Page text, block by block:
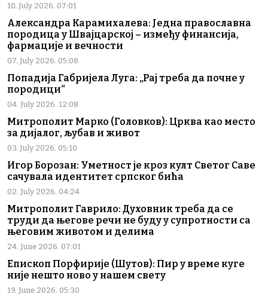
10. July 2026. 07:01
Александра Карамихалева: Једна православна
породица у Швајцарској – између финансија,
фармације и вечности
07. July 2026. 05:08
Попадија Габријела Луга: „Рај треба да почне у
породици“
04. July 2026. 12:08
Митрополит Марко (Головков): Црква као место
за дијалог, љубав и живот
03. July 2026. 05:10
Игор Борозан: Уметност је кроз култ Светог Саве
сачувала идентитет српског бића
02. July 2026. 04:24
Митрополит Гаврило: Духовник треба да се
труди да његове речи не буду у супротности са
његовим животом и делима
24. June 2026. 07:01
Епископ Порфирије (Шутов): Пир у време куге
није нешто ново у нашем свету
19. June 2026. 05:30